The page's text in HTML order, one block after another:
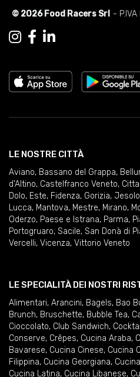
© 2026 Food Racers Srl -
LE NOSTRE CITTÀ
Aviano, Bassano del Grappa,
d'Altino, Castelfranco Veneto,
Dolo, Este, Fidenza, Gorizia, Jesolo
Lucca, Mantova, Mestre, Mirano,
Oderzo, Paese e Istrana, Parma,
Portogruaro, Sacile, San Donà di
Vercelli, Vicenza, Vittorio Veneto
LE SPECIALITÀ DEI NOSTRI
Alimentari, Arancini, Bagels, Bao
Brunch, Bruschette, Bubble Tea,
Cioccolato, Club Sandwich, Cocktail
Conserve, Crêpes, Cucina Araba,
Bavarese, Cucina Cinese, Cucina
Filippina, Cucina Georgiana,
Cucina Latina, Cucina Libanese,